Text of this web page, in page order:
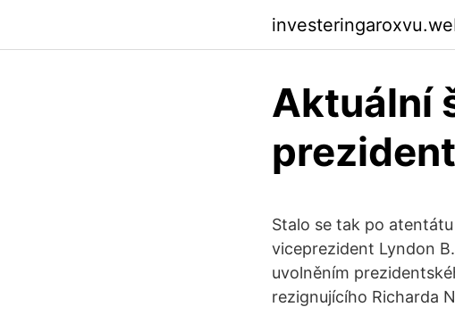
Aktuální
Stalo se tak po
viceprezident Lyndon
uvolněním
rezignujícího Richarda